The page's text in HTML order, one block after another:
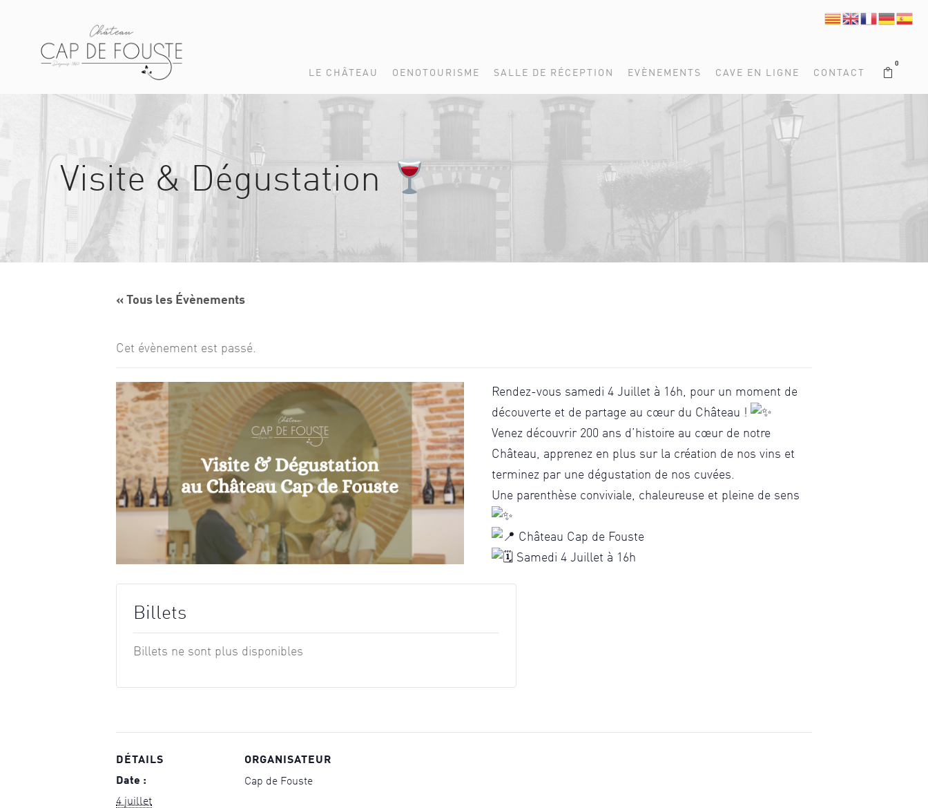
LE CHÂTEAU OENOTOURISME SALLE DE RÉCEPTION EVÈNEMENTS CAVE EN LIGNE CONTACT
0
Visite & Dégustation
« Tous les Évènements
Cet évènement est passé.
Rendez-vous samedi 4 Juillet à 16h, pour un moment de
découverte et de partage au cœur du Château !
Venez découvrir 200 ans d’histoire au cœur de notre
Château, apprenez en plus sur la création de nos vins et
terminez par une dégustation de nos cuvées.
Une parenthèse conviviale, chaleureuse et pleine de sens
Château Cap de Fouste
Samedi 4 Juillet à 16h
DÉTAILS
Date :
4 juillet
ORGANISATEUR
Cap de Fouste
Billets
Billets ne sont plus disponibles